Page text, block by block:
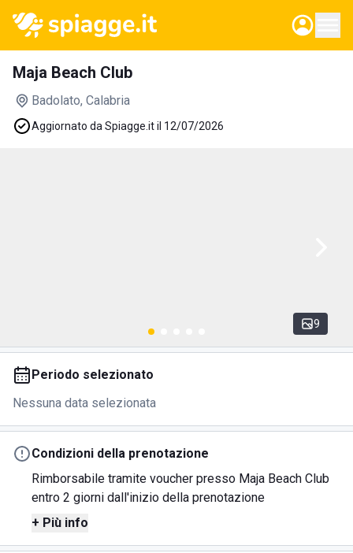
Maja Beach Club
Badolato, Calabria
Aggiornato da Spiagge.it il 12/07/2026
9
Periodo selezionato
Nessuna data selezionata
Condizioni della prenotazione
Rimborsabile tramite voucher presso Maja Beach Club
entro 2 giorni dall'inizio della prenotazione
+ Più info